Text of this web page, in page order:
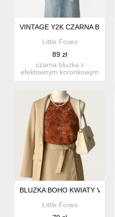
VINTAGE Y2K CZARNA
Little Foxes
89 zł
czarna bluzka z
efektownym koronkowym
BLUZKA BOHO KWIATY
Little Foxes